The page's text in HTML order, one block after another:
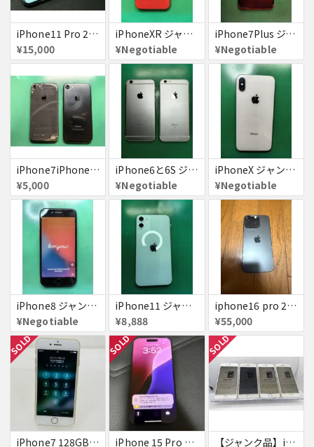
iPhone11 Pro 256GB ジャンク品
¥15,000
iPhoneXR ジャンク品
¥Negotiable
iPhone7Plus ジャンク品
¥Negotiable
iPhone7iPhone8ジャンク
¥5,000
iPhone6と6S ジャンク品
¥Negotiable
iPhoneX ジャンク品
¥Negotiable
iPhone8 ジャンク品
¥Negotiable
iPhone11 ジャンク
¥8,888
iphone16 pro 256gb ブラックチタニウム
¥55,000
SOLD
iPhone7 128GB 赤ロム SoftBank ジャンク ゴールド A1779 パスコード不明 送料無料
SOLD
iPhone 15 Pro 128GB ブラックチタニウム ネットワーク利用制限あり
SOLD
【ジャンク品】iPhone6s ４台セット